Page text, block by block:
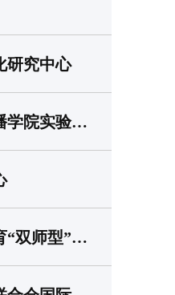
研究中心
国际政治与传播学院实验中心
国家级职业教育“双师型”教师培训基地